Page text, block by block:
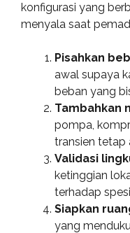
konfigurasi yang
menyala saat
Pisahkan
awal supaya
beban yang
Tambahkan
pompa,
transien tetap
Validasi
ketinggian
terhadap
Siapkan
yang